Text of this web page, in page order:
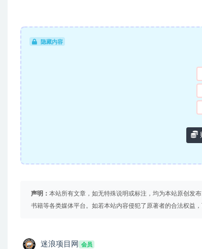
隐藏内容
声明： 本站所有文章，如无特殊说明或标注，均为本站原创发
书籍等各类媒体平台。如若本站内容侵犯了原著者的合法权益，
迷浪项目网 会员